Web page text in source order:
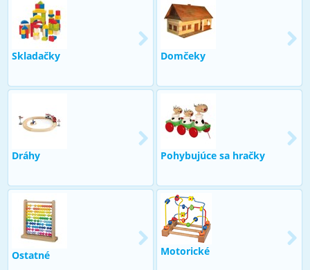
Skladačky Domčeky
Dráhy Pohybujúce sa hračky
Ostatné Motorické